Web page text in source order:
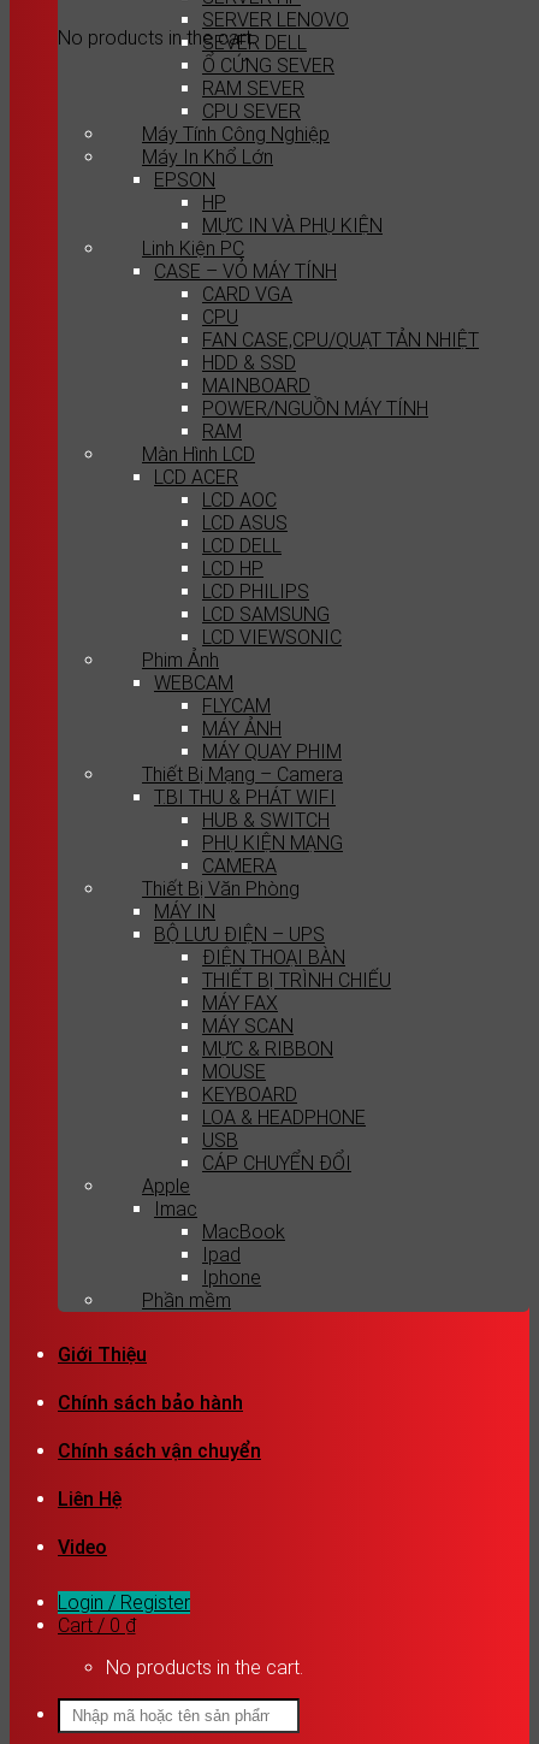
No products in the cart.
SERVER LENOVO
SEVER DELL
Ổ CỨNG SEVER
RAM SEVER
CPU SEVER
Máy Tính Công Nghiệp
Máy In Khổ Lớn
EPSON
HP
MỰC IN VÀ PHỤ KIỆN
Linh Kiện PC
CASE – VỎ MÁY TÍNH
CARD VGA
CPU
FAN CASE,CPU/QUẠT TẢN NHIỆT
HDD & SSD
MAINBOARD
POWER/NGUỒN MÁY TÍNH
RAM
Màn Hình LCD
LCD ACER
LCD AOC
LCD ASUS
LCD DELL
LCD HP
LCD PHILIPS
LCD SAMSUNG
LCD VIEWSONIC
Phim Ảnh
WEBCAM
FLYCAM
MÁY ẢNH
MÁY QUAY PHIM
Thiết Bị Mạng – Camera
T.BI THU & PHÁT WIFI
HUB & SWITCH
PHỤ KIỆN MẠNG
CAMERA
Thiết Bị Văn Phòng
MÁY IN
BỘ LƯU ĐIỆN – UPS
ĐIỆN THOẠI BÀN
THIẾT BỊ TRÌNH CHIẾU
MÁY FAX
MÁY SCAN
MỰC & RIBBON
MOUSE
KEYBOARD
LOA & HEADPHONE
USB
CÁP CHUYỂN ĐỔI
Apple
Imac
MacBook
Ipad
Iphone
Phần mềm
Giới Thiệu
Chính sách bảo hành
Chính sách vận chuyển
Liên Hệ
Video
Login / Register
Cart / 0 ₫
No products in the cart.
Search
for: